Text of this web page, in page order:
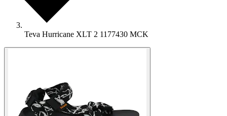
Teva Hurricane XLT 2 1177430 MCK